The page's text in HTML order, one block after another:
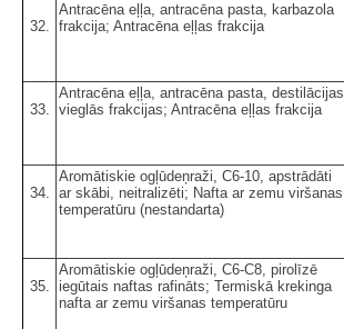
32.
Antracēna eļļa, antracēna pasta, karbazola
frakcija; Antracēna eļļas frakcija
33.
Antracēna eļļa, antracēna pasta, destilācijas
vieglās frakcijas; Antracēna eļļas frakcija
34.
Aromātiskie ogļūdeņraži, C6-10, apstrādāti
ar skābi, neitralizēti; Nafta ar zemu viršanas
temperatūru (nestandarta)
35.
Aromātiskie ogļūdeņraži, C6-C8, pirolīzē
iegūtais naftas rafināts; Termiskā krekinga
nafta ar zemu viršanas temperatūru